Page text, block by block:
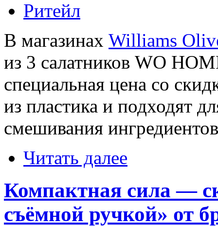
Ритейл
В магазинах Williams
из 3 салатников WO
специальная цена со
из пластика и подходят
смешивания
Читать далее
Компактная сила —
съёмной ручкой» от